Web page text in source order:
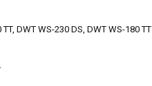
DWT WS-230 DS, DWT WS-180 TT